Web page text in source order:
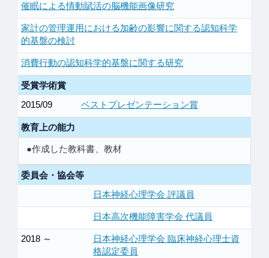
催眠による情動賦活の脳機能画像研究
家計の管理運用における加齢の影響に関する認知科学
的基盤の検討
消費行動の認知科学的基盤に関する研究
受賞学術賞
2015/09
ベストプレゼンテーション賞
教育上の能力
●作成した教科書、教材
委員会・協会等
日本神経心理学会 評議員
日本高次機能障害学会 代議員
2018 ～
日本神経心理学会 臨床神経心理士資
格認定委員